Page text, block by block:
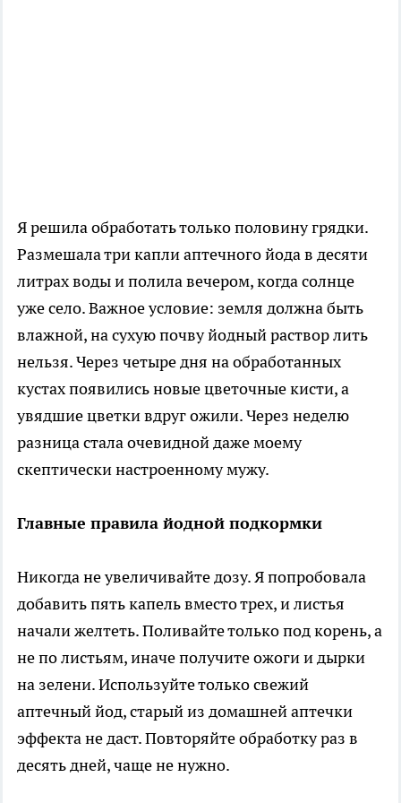
Я решила обработать только половину грядки.
Размешала три капли аптечного йода в десяти
литрах воды и полила вечером, когда солнце
уже село. Важное условие: земля должна быть
влажной, на сухую почву йодный раствор лить
нельзя. Через четыре дня на обработанных
кустах появились новые цветочные кисти, а
увядшие цветки вдруг ожили. Через неделю
разница стала очевидной даже моему
скептически настроенному мужу.
Главные правила йодной подкормки
Никогда не увеличивайте дозу. Я попробовала
добавить пять капель вместо трех, и листья
начали желтеть. Поливайте только под корень, а
не по листьям, иначе получите ожоги и дырки
на зелени. Используйте только свежий
аптечный йод, старый из домашней аптечки
эффекта не даст. Повторяйте обработку раз в
десять дней, чаще не нужно.